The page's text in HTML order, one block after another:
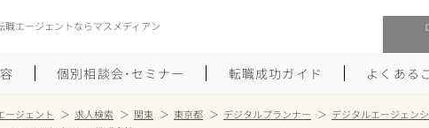
エージェントならマスメディアン
個別相談会･セミナー 転職成功ガイド よくある
ージェント 求人検索 関東 東京都 デジタルプランナー
デジタルエージェン